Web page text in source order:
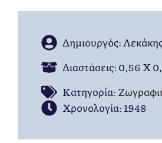
Δημιουργός:
Διαστάσεις: 0,56 Χ
Kατηγορία:
Χρονολογία: 1948